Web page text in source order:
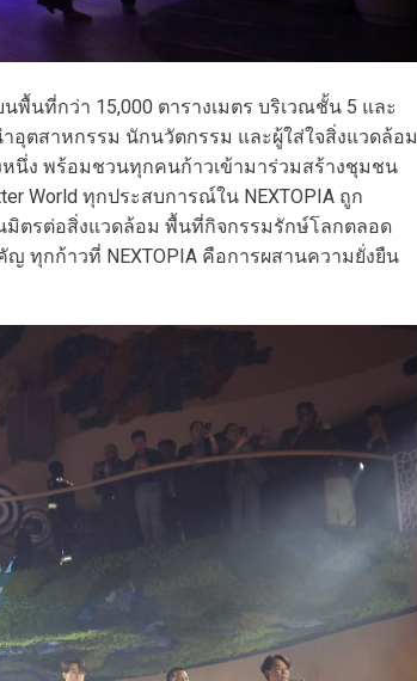
นที่กว่า 15,000 ตารางเมตร บริเวณชั้น 5 และ
ตสาหกรรม นักนวัตกรรม และผู้ใส่ใจสิ่งแวดล้อม
นึ่ง พร้อมชวนทุกคนก้าวเข้ามาร่วมสร้างชุมชน
World ทุกประสบการณ์ใน NEXTOPIA ถูก
มิตรต่อสิ่งแวดล้อม พื้นที่กิจกรรมรักษ์โลกตลอด
ทุกก้าวที่ NEXTOPIA คือการผสานความยั่งยืน